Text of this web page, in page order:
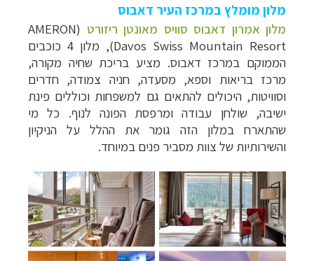
מלון מומלץ במרכז העיר דאבוס
מלון אמרון דאבוס סוויס מאונטן ריזורט (
AMERON
Davos Swiss Mountain Resort
), מלון 4 כוכבים
הממוקם במרכז דאבוס. מציע בריכת שחיה מקורה,
מרכז בריאות וספא, מסעדה, חניה צמודה, חדרים
וסוויטות, היכולים להתאים גם למשפחות וכוללים פינת
ישיבה, שולחן עבודה ומרפסת הפונה לנוף. כל מי
שהתארח במלון הזה גומר את ההלל על הניקיון
והשירותיות של צוות מסביר פנים במיוחד.